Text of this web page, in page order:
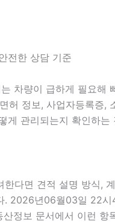
전한 상담 기준
차량이 급하게 필요해
정보, 사업자등록증,
게 관리되는지 확인하
다면 견적 설명 방식,
2026년06월03일 22
정보 문서에서 이런